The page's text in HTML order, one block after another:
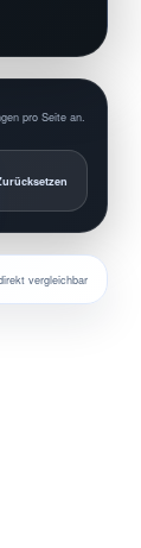
pro Seite an.
vergleichbar